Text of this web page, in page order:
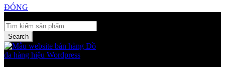
ĐÓNG
Search